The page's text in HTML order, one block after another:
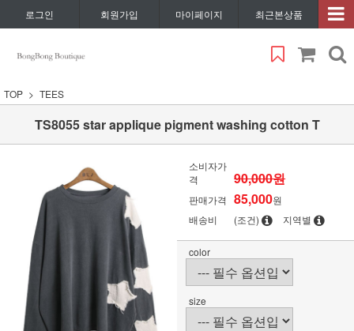
로그인 회원가입 마이페이지 최근본상품
TOP TEES
TS8055 star applique pigment washing cotton T
소비자가
격
90,000원
판매가격 85,000원
배송비
(조건) 지역별
color
size